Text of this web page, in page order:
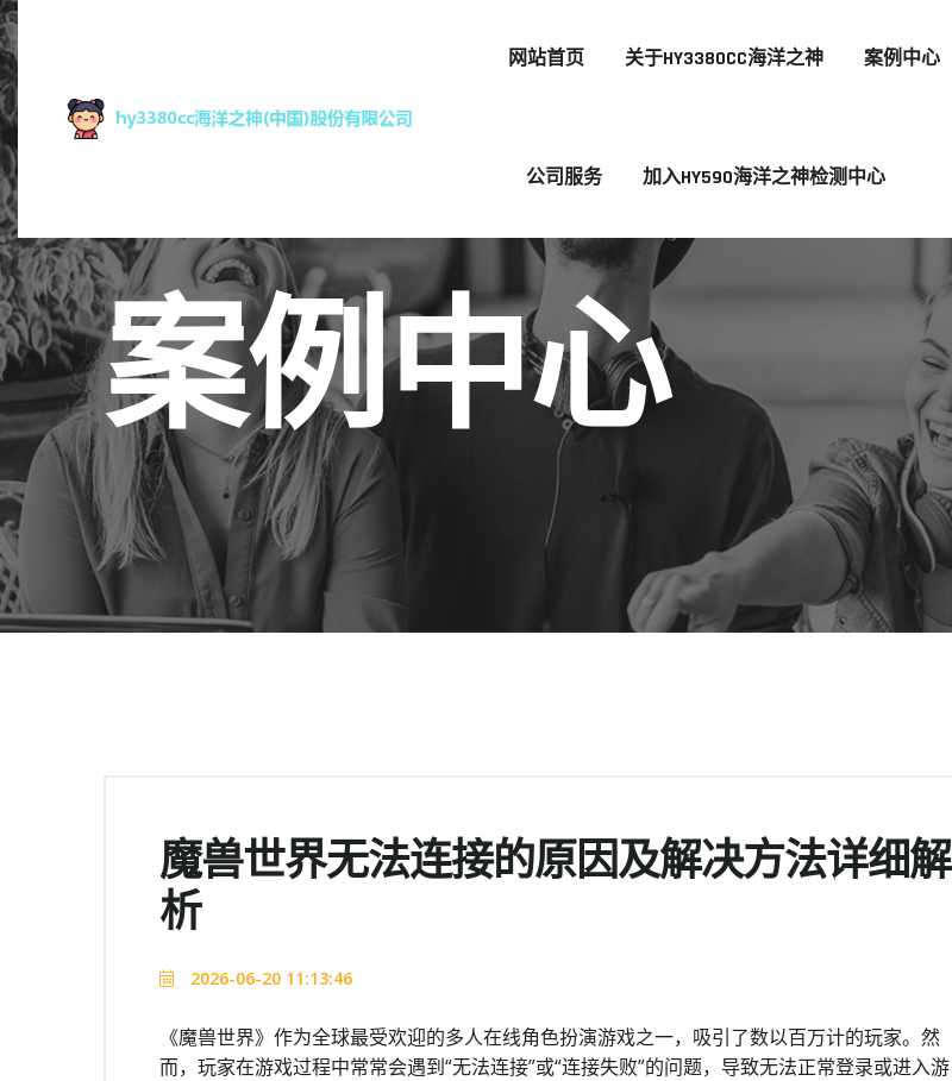
网站首页 关于HY3380CC海洋之神 案例中心
公司服务 加入HY590海洋之神检测中心
案例中心
魔兽世界无法连接的原因及解决方法详细解
析
2026-06-20 11:13:46
《魔兽世界》作为全球最受欢迎的多人在线角色扮演游戏之一，吸引了数以百万计的玩家。然
而，玩家在游戏过程中常常会遇到“无法连接”或“连接失败”的问题，导致无法正常登录或进入游